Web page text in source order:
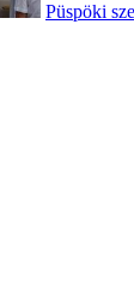
Püspöki